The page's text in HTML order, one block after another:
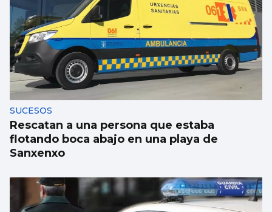
Xanma Louro, de The Rapants: “Sempre foi
complicado dicir que tocamos. Somos un
guiso, abertos a todo”
SUCESOS
Rescatan a una persona que estaba
flotando boca abajo en una playa de
Sanxenxo